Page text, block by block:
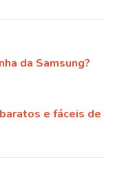
da Samsung?
e fáceis de